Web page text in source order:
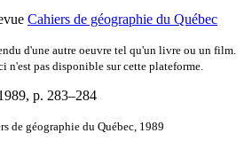
Cahiers de géographie du Québec
d'une autre oeuvre tel qu'un livre ou un film.
pas disponible sur cette plateforme.
, p. 283–284
de géographie du Québec, 1989